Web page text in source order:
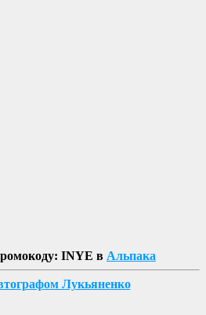
INYE в Альпака
Лукьяненко